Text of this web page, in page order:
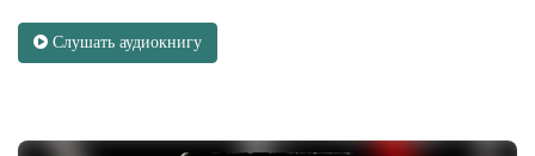
Слушать аудиокнигу